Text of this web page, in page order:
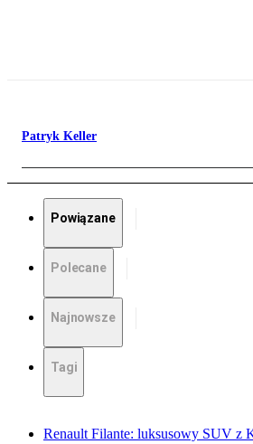
Patryk Keller
Powiązane
Polecane
Najnowsze
Tagi
Renault Filante: luksusowy SUV z